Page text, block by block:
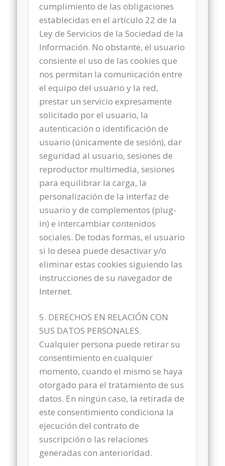
cumplimiento de las obligaciones
establecidas en el artículo 22 de la
Ley de Servicios de la Sociedad de la
Información. No obstante, el usuario
consiente el uso de las cookies que
nos permitan la comunicación entre
el equipo del usuario y la red,
prestar un servicio expresamente
solicitado por el usuario, la
autenticación o identificación de
usuario (únicamente de sesión), dar
seguridad al usuario, sesiones de
reproductor multimedia, sesiones
para equilibrar la carga, la
personalización de la interfaz de
usuario y de complementos (plug-
in) e intercambiar contenidos
sociales. De todas formas, el usuario
si lo desea puede desactivar y/o
eliminar estas cookies siguiendo las
instrucciones de su navegador de
Internet.
5. DERECHOS EN RELACIÓN CON
SUS DATOS PERSONALES.
Cualquier persona puede retirar su
consentimiento en cualquier
momento, cuando el mismo se haya
otorgado para el tratamiento de sus
datos. En ningún caso, la retirada de
este consentimiento condiciona la
ejecución del contrato de
suscripción o las relaciones
generadas con anterioridad.